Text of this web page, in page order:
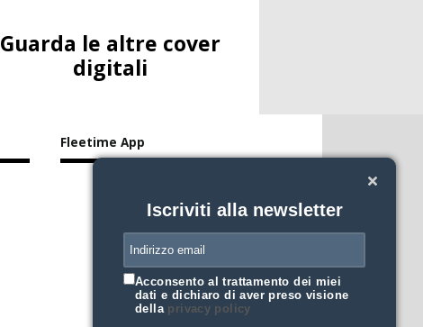
Iscriviti alla newsletter
Acconsento al trattamento dei miei
dati e dichiaro di aver preso visione
della privacy policy
Guarda le altre cover
digitali
Fleetime App